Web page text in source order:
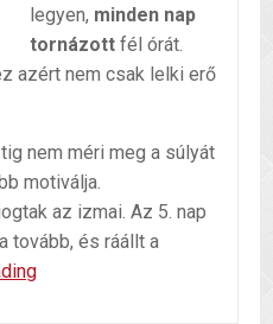
legyen, minden nap
tornázott fél órát.
azért nem csak lelki erő
nem méri meg a súlyát
motiválja.
az izmai. Az 5. nap
tovább, és ráállt a
Újévi